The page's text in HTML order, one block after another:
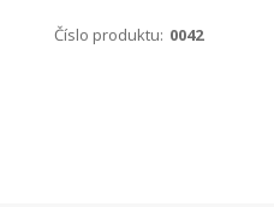
Číslo produktu: 0042